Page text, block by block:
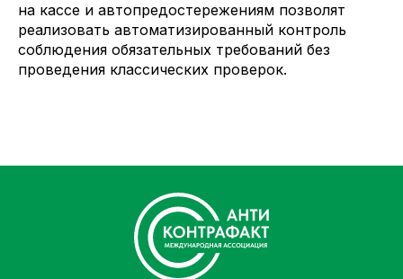
на кассе и автопредостережениям позволят
реализовать автоматизированный контроль
соблюдения обязательных требований без
проведения классических проверок.